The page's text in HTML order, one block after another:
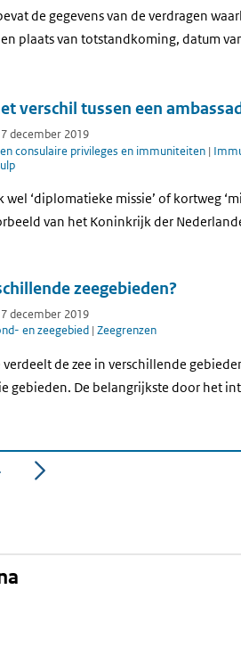
de gegevens van de verdragen
plaats van totstandkoming, datum
verschil tussen een
december 2019
consulaire privileges en immuniteiten |
wel ‘diplomatieke missie’ of kortweg
van het Koninkrijk der
zeegebieden?
december 2019
en zeegebied | Zeegrenzen
verdeelt de zee in verschillende
gebieden. De belangrijkste door het